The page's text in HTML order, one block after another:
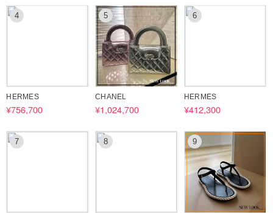
※ご注文前に必ず在庫のご確認をお願い致します。
★ 当店の掲載商品は全て各ブランドの検品を通過した「新品・未使用・
ブランド直営店・正規品取扱店より買い付けを行っており、100％正規
品ですので安心してお買い物をお楽しみください。
※ご注文の前に必ず【お取引について】をご一読ください。
気になる商品やご質問等ございましたら、お気軽にお問い合わせくださ
4
HERMES
¥756,700
5
CHANEL
¥1,024,700
6
HERMES
¥412,300
7 8 9